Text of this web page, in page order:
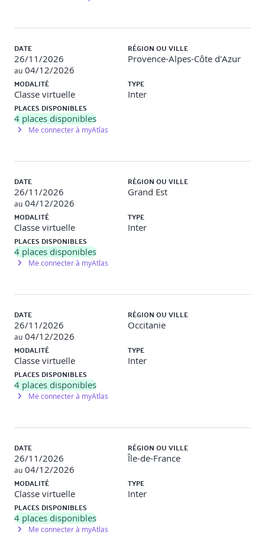
DATE
26/11/2026
au 04/12/2026
RÉGION OU VILLE
Provence-Alpes-Côte d'Azur
MODALITÉ
Classe virtuelle
TYPE
Inter
PLACES DISPONIBLES
4 places disponibles
Me connecter à myAtlas
DATE
26/11/2026
au 04/12/2026
RÉGION OU VILLE
Grand Est
MODALITÉ
Classe virtuelle
TYPE
Inter
PLACES DISPONIBLES
4 places disponibles
Me connecter à myAtlas
DATE
26/11/2026
au 04/12/2026
RÉGION OU VILLE
Occitanie
MODALITÉ
Classe virtuelle
TYPE
Inter
PLACES DISPONIBLES
4 places disponibles
Me connecter à myAtlas
DATE
26/11/2026
au 04/12/2026
RÉGION OU VILLE
Île-de-France
MODALITÉ
Classe virtuelle
TYPE
Inter
PLACES DISPONIBLES
4 places disponibles
Me connecter à myAtlas